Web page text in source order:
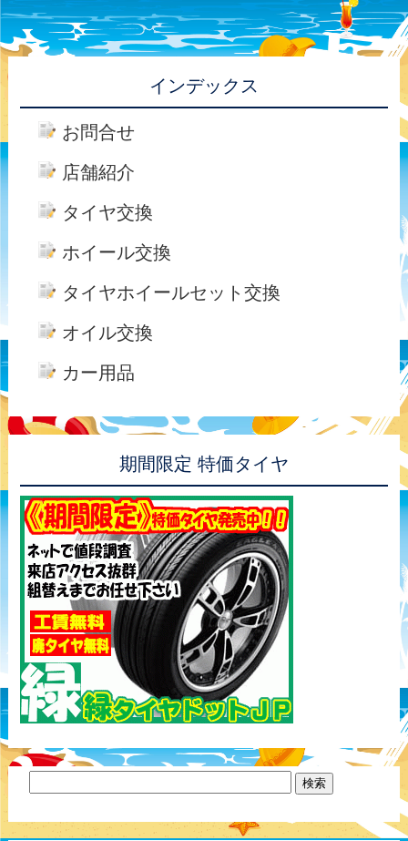
インデックス
お問合せ
店舗紹介
タイヤ交換
ホイール交換
タイヤホイールセット交換
オイル交換
カー用品
期間限定 特価タイヤ